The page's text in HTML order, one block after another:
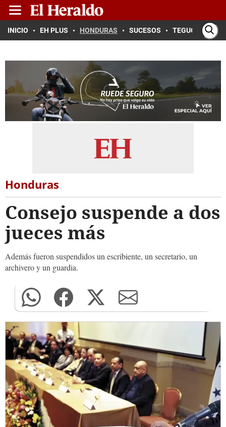
INICIO EH PLUS HONDURAS SUCESOS TEGUCIGALPA
Honduras
Consejo suspende a dos
jueces más
Además fueron suspendidos un escribiente, un secretario, un
archivero y un guardia.